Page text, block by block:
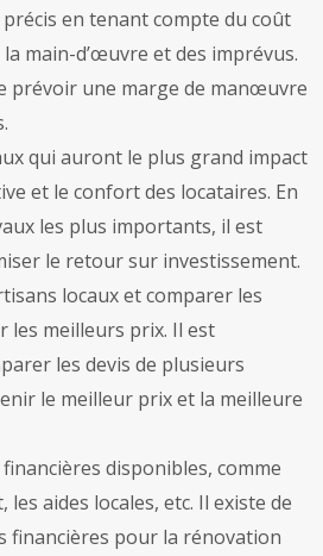
en tenant compte du coût
main-d’œuvre et des imprévus.
prévoir une marge de manœuvre
qui auront le plus grand impact
et le confort des locataires. En
les plus importants, il est
le retour sur investissement.
locaux et comparer les
les meilleurs prix. Il est
les devis de plusieurs
le meilleur prix et la meilleure
disponibles, comme
les aides locales, etc. Il existe de
financières pour la rénovation